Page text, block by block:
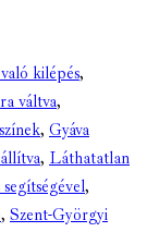
kilépés,
váltva,
, Gyáva
, Láthatatlan
,
, Szent-Györgyi